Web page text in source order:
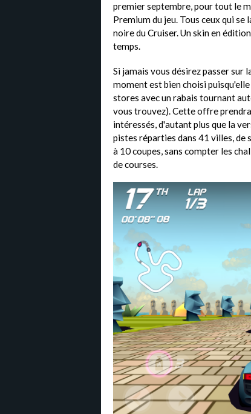
premier septembre, pour tout le
Premium du jeu. Tous ceux qui
noire du Cruiser. Un skin en
temps.
Si jamais vous désirez passer sur
moment est bien choisi
stores avec un rabais tournant
vous trouvez). Cette offre
intéressés, d'autant plus que la
pistes réparties dans 41 villes,
à 10 coupes, sans compter les
de courses.